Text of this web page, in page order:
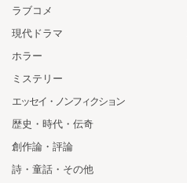
ラブコメ
現代ドラマ
ホラー
ミステリー
エッセイ・ノンフィクション
歴史・時代・伝奇
創作論・評論
詩・童話・その他